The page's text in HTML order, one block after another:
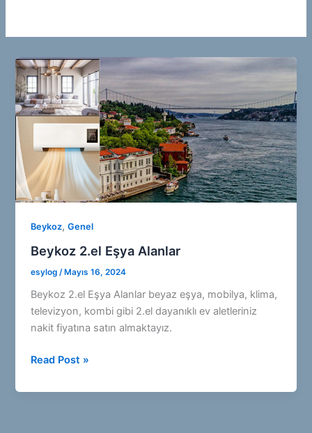
Beykoz,Genel
Beykoz 2.el Eşya Alanlar
esylog /Mayıs 16, 2024
Beykoz 2.el Eşya Alanlar beyaz eşya, mobilya, klima,
televizyon, kombi gibi 2.el dayanıklı ev aletleriniz
nakit fiyatına satın almaktayız.
Beykoz
Eşya
Read Post »